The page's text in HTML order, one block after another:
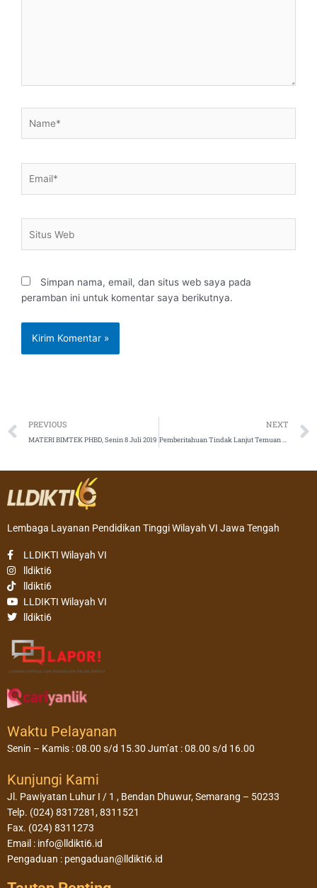
Web
Simpan nama, email, dan situs web saya pada
peramban ini untuk komentar saya berikutnya.
Prev
PREVIOUS
MATERI BIMTEK PHBD, Senin 8 Juli 2019
NEXT
Pemberitahuan Tindak Lanjut Temuan BPK Tahun 2017 tentang Pengabdian Kepada Masyarakat
Lembaga Layanan Pendidikan Tinggi Wilayah VI Jawa Tengah
LLDIKTI Wilayah VI
lldikti6
lldikti6
LLDIKTI Wilayah VI
lldikti6
Waktu Pelayanan
Senin – Kamis : 08.00 s/d 15.30 Jum’at : 08.00 s/d 16.00
Kunjungi Kami
Jl. Pawiyatan Luhur I / 1 , Bendan Dhuwur, Semarang – 50233
Telp. (024) 8317281, 8311521
Fax. (024) 8311273
Email : info@lldikti6.id
Pengaduan : pengaduan@lldikti6.id